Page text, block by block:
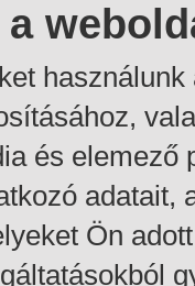
a
és elemező
adatait,
Ön